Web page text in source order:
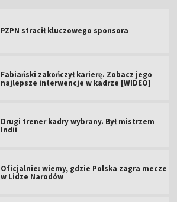
PZPN stracił kluczowego sponsora
Fabiański zakończył karierę. Zobacz jego
najlepsze interwencje w kadrze [WIDEO]
Drugi trener kadry wybrany. Był mistrzem
Indii
Oficjalnie: wiemy, gdzie Polska zagra mecze
w Lidze Narodów